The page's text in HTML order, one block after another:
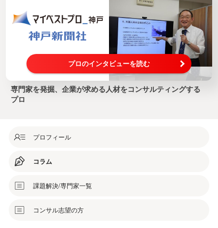
プロのインタビューを読む
専門家を発掘、企業が求める人材をコンサルティングする
プロ
プロフィール
コラム
課題解決/専門家一覧
コンサル志望の方